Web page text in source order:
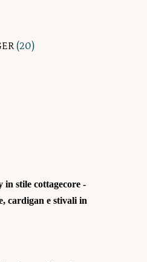
(20)
stile cottagecore -
cardigan e stivali in